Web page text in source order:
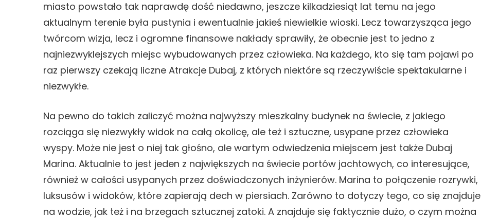
miasto powstało tak naprawdę dość niedawno, jeszcze kilkadziesiąt lat temu na jego
aktualnym terenie była pustynia i ewentualnie jakieś niewielkie wioski. Lecz towarzysząca jego
twórcom wizja, lecz i ogromne finansowe nakłady sprawiły, że obecnie jest to jedno z
najniezwyklejszych miejsc wybudowanych przez człowieka. Na każdego, kto się tam pojawi po
raz pierwszy czekają liczne Atrakcje Dubaj, z których niektóre są rzeczywiście spektakularne i
niezwykłe.
Na pewno do takich zaliczyć można najwyższy mieszkalny budynek na świecie, z jakiego
rozciąga się niezwykły widok na całą okolicę, ale też i sztuczne, usypane przez człowieka
wyspy. Może nie jest o niej tak głośno, ale wartym odwiedzenia miejscem jest także Dubaj
Marina. Aktualnie to jest jeden z największych na świecie portów jachtowych, co interesujące,
również w całości usypanych przez doświadczonych inżynierów. Marina to połączenie rozrywki,
luksusów i widoków, które zapierają dech w piersiach. Zarówno to dotyczy tego, co się znajduje
na wodzie, jak też i na brzegach sztucznej zatoki. A znajduje się faktycznie dużo, o czym można